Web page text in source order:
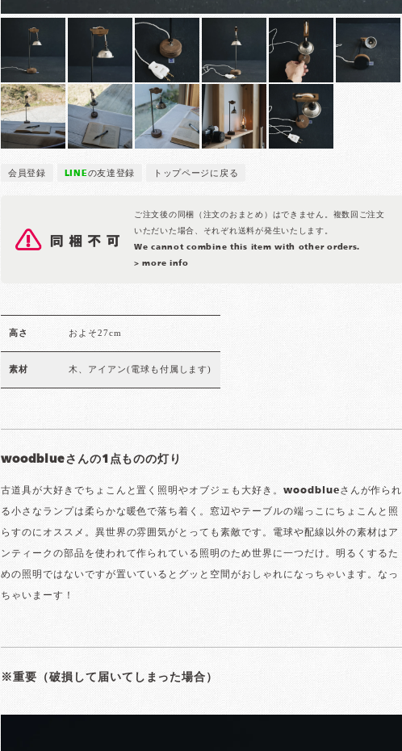
会員登録 LINEの友達登録 トップページに戻る
ご注文後の同梱（注文のおまとめ）はできません。複数回ご注文
いただいた場合、それぞれ送料が発生いたします。
We cannot combine this item with other orders.
> more info
高さ およそ27cm
素材 木、アイアン(電球も付属します)
woodblueさんの1点ものの灯り
古道具が大好きでちょこんと置く照明やオブジェも大好き。woodblueさんが作られ
る小さなランプは柔らかな暖色で落ち着く。窓辺やテーブルの端っこにちょこんと照
らすのにオススメ。異世界の雰囲気がとっても素敵です。電球や配線以外の素材はア
ンティークの部品を使われて作られている照明のため世界に一つだけ。明るくするた
めの照明ではないですが置いているとグッと空間がおしゃれになっちゃいます。なっ
ちゃいまーす！
※重要（破損して届いてしまった場合）